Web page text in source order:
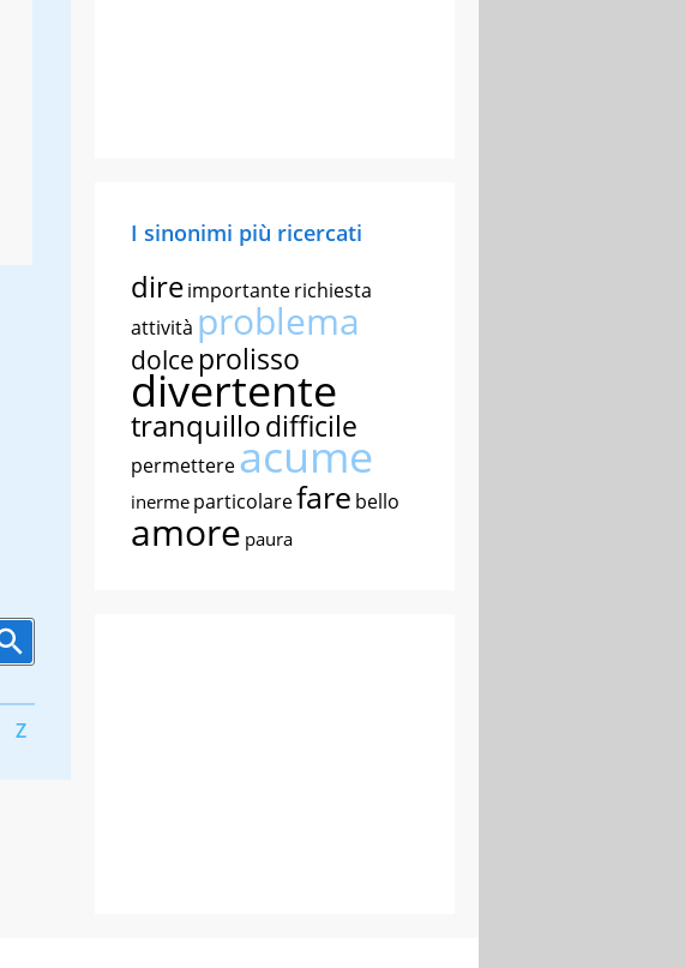
Z
I sinonimi più ricercati
direimportanterichiesta
attività problema
dolce prolisso
divertente
tranquillodifficile
permettereacume
inerme particolarefare bello
amore paura